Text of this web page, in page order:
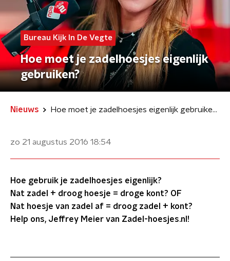
Bureau Kijk In De Vegte
Hoe moet je zadelhoesjes eigenlijk
gebruiken?
Nieuws Hoe moet je zadelhoesjes eigenlijk gebruiken?
zo 21 augustus 2016 18:54
Hoe gebruik je zadelhoesjes eigenlijk?
Nat zadel + droog hoesje = droge kont? OF
Nat hoesje van zadel af = droog zadel + kont?
Help ons, Jeffrey Meier van Zadel-hoesjes.nl!